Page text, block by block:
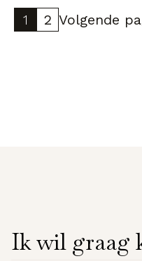
1 2 Volgende
Ik wil graag